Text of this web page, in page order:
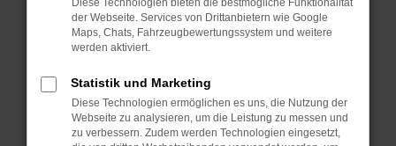
Überprüfe deine Firewall und deine
Internetverbindung.
deine Suchmaschine?
Prüfe deine Browsererweiterungen.
Manche Erweiterungen, wie
Diese Technologien bieten die bestmögliche Funktionalität
der Webseite. Services von Drittanbietern wie Google
Maps, Chats, Fahrzeugbewertungssystem und weitere
werden aktiviert.
Statistik und Marketing
Diese Technologien ermöglichen es uns, die Nutzung der
Webseite zu analysieren, um die Leistung zu messen und
zu verbessern. Zudem werden Technologien eingesetzt,